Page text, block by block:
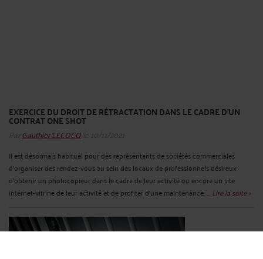
EXERCICE DU DROIT DE RÉTRACTATION DANS LE CADRE D'UN
CONTRAT ONE SHOT
Par Gauthier LECOCQ le 10/11/2021
Il est désormais habituel pour des représentants de sociétés commerciales
d’organiser des rendez-vous au sein des locaux de professionnels désireux
d’obtenir un photocopieur dans le cadre de leur activité ou encore un site
internet-vitrine de leur activité et de profiter d’une maintenance, ... Lire la suite >